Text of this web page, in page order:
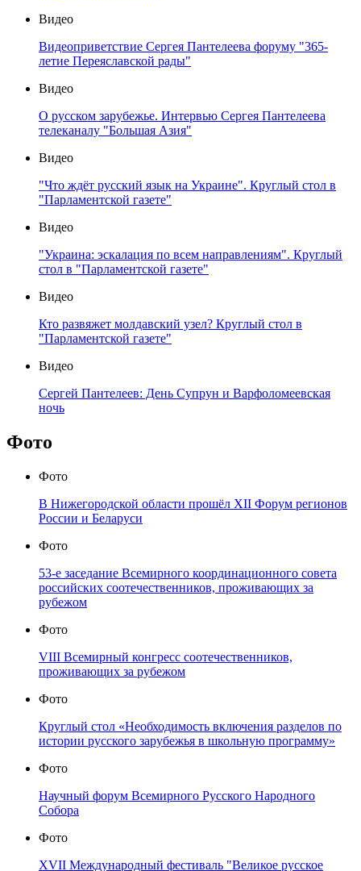
Видео
Видеоприветствие Сергея Пантелеева форуму "365-
летие Переяславской рады"
Видео
О русском зарубежье. Интервью Сергея Пантелеева
телеканалу "Большая Азия"
Видео
"Что ждёт русский язык на Украине". Круглый стол в
"Парламентской газете"
Видео
"Украина: эскалация по всем направлениям". Круглый
стол в "Парламентской газете"
Видео
Кто развяжет молдавский узел? Круглый стол в
"Парламентской газете"
Видео
Сергей Пантелеев: День Супрун и Варфоломеевская
ночь
Фото
Фото
В Нижегородской области прошёл XII Форум регионов
России и Беларуси
Фото
53-е заседание Всемирного координационного совета
российских соотечественников, проживающих за
рубежом
Фото
VIII Всемирный конгресс соотечественников,
проживающих за рубежом
Фото
Круглый стол «Необходимость включения разделов по
истории русского зарубежья в школьную программу»
Фото
Научный форум Всемирного Русского Народного
Собора
Фото
XVII Международный фестиваль "Великое русское